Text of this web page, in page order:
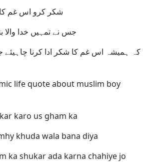
شکر کرو اس غم کا
جس نے تمہیں خدا والا
کہ ہمیشہ اس غم کا شکر ادا کرنا
karo us gham ka
khuda wala bana diya
ka shukar ada karna chahiye jo